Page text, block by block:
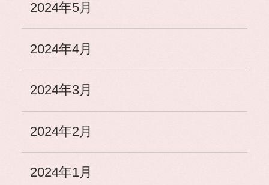
2024年5月
2024年4月
2024年3月
2024年2月
2024年1月